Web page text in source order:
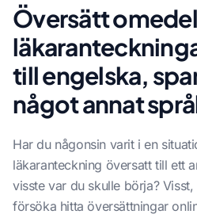
Översätt
till engelska,
något annat
Har du någonsin varit i en
läkaranteckning översatt till ett
visste var du skulle börja?
försöka hitta översättningar